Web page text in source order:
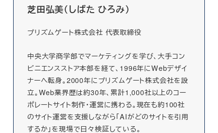
芝田弘美（しばた ひろみ）
プリズムゲート株式会社 代表取締役
中央大学商学部でマーケティングを学び、大手コン
ビニエンスストア本部を経て、1996年にWebデザイ
ナーへ転身。2000年にプリズムゲート株式会社を設
立。Web業界歴は約30年、累計1,000社以上のコー
ポレートサイト制作・運営に携わる。現在も約100社
のサイト運営を支援しながら「AIがどのサイトを引用
するか」を現場で日々検証している。